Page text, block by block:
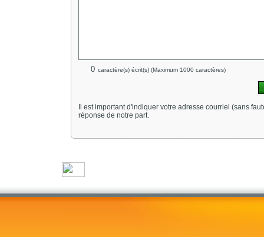
caractère(s) écrit(s) (Maximum 1000 caractères)
Il est important d'indiquer votre adresse courriel (sans
réponse de notre part.